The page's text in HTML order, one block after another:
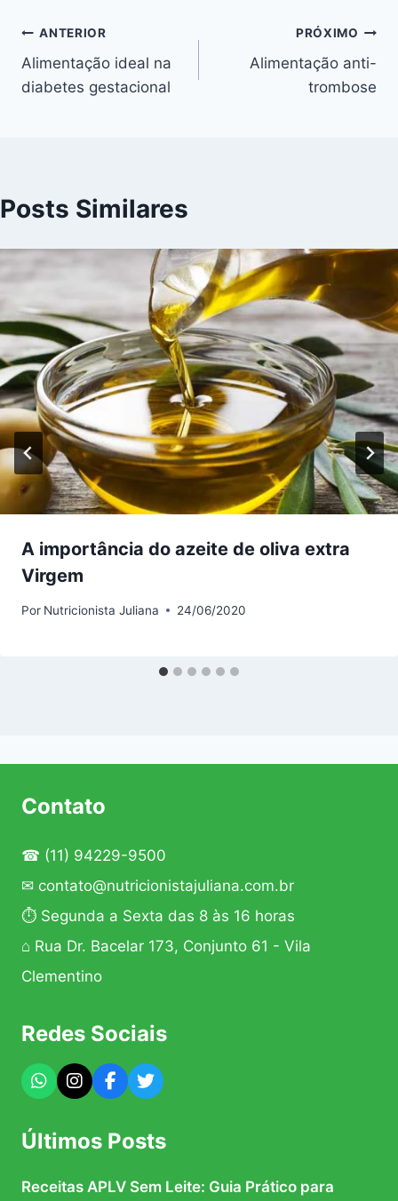
Navegação
de
ANTERIOR
Alimentação ideal na
diabetes gestacional
PRÓXIMO
Alimentação anti-
trombose
Posts Similares
A importância do azeite de oliva extra
Virgem
Por Nutricionista Juliana 24/06/2020
Contato
☎ (11) 94229-9500
✉ contato@nutricionistajuliana.com.br
⏱ Segunda a Sexta das 8 às 16 horas
⌂ Rua Dr. Bacelar 173, Conjunto 61 - Vila
Clementino
Redes Sociais
Últimos Posts
Receitas APLV Sem Leite: Guia Prático para